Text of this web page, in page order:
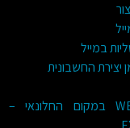
במייל
יצירת החשבונית
תכנות בפריוריטי WEB במקום החלונאי –